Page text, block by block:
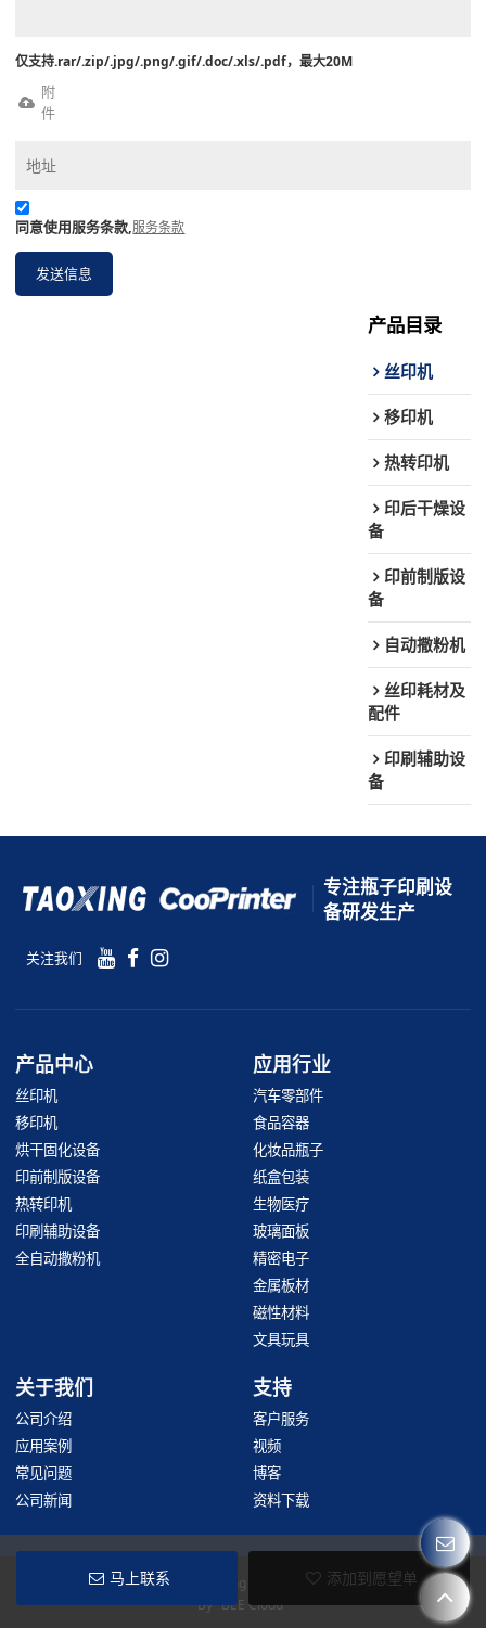
马上联系 添加到愿望单
仅支持.rar/.zip/.jpg/.png/.gif/.doc/.xls/.pdf，最大20M
附
件
同意使用服务条款,服务条款
发送信息
产品目录
丝印机
移印机
热转印机
印后干燥设
备
印前制版设
备
自动撒粉机
丝印耗材及
配件
印刷辅助设
备
专注瓶子印刷设
备研发生产
关注我们
产品中心
丝印机
移印机
烘干固化设备
印前制版设备
热转印机
印刷辅助设备
全自动撒粉机
应用行业
汽车零部件
食品容器
化妆品瓶子
纸盒包装
生物医疗
玻璃面板
精密电子
金属板材
磁性材料
文具玩具
关于我们
公司介绍
应用案例
常见问题
公司新闻
支持
客户服务
视频
博客
资料下载
Copyright © 2026Hangzhou Taoxing Printing Machinery Co., LtdSupport
By BEE Cloud